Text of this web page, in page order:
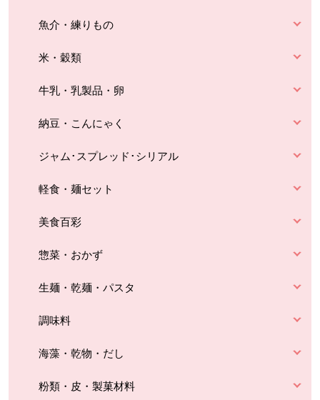
魚介・練りもの
米・穀類
牛乳・乳製品・卵
納豆・こんにゃく
ジャム･スプレッド･シリアル
軽食・麺セット
美食百彩
惣菜・おかず
生麺・乾麺・パスタ
調味料
海藻・乾物・だし
粉類・皮・製菓材料